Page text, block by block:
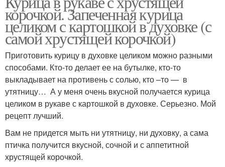
корочкой. Запеченная курица
целиком с картошкой в духовке (с
самой хрустящей корочкой)
Приготовить курицу в духовке целиком можно разными
способами. Кто-то делает ее на бутылке, кто-то
выкладывает на противень с солью, кто –то — в
утятницу… А у меня очень вкусной получается курица
целиком в рукаве с картошкой в духовке. Серьезно. Мой
рецепт лучший.
Вам не придется мыть ни утятницу, ни духовку, а сама
птичка получится вкусной, сочной и с аппетитной
хрустящей корочкой.